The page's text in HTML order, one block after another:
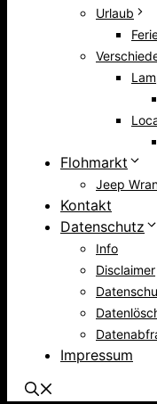
Urlaub
Flohmarkt
Jeep
Kontakt
Datenschutz
Info
Disclaimer
Impressum